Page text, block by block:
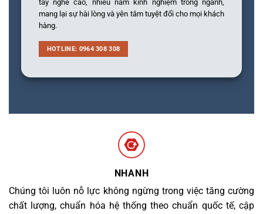
tay nghề cao, nhiều năm kinh nghiệm trong ngành,
mang lại sự hài lòng và yên tâm tuyệt đối cho mọi khách
hàng.
HOTLINE: 0964 308 308
NHANH
Chúng tôi luôn nỗ lực không ngừng trong việc tăng cường
chất lượng, chuẩn hóa hệ thống theo chuẩn quốc tế, cập